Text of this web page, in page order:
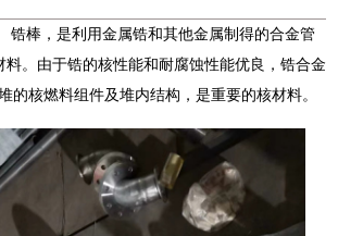
锆棒 ，是利用金属锆和其他金属制得的合金管
料。由于锆的核性能和耐腐蚀性能优良，锆合金
的核燃料组件及堆内结构，是重要的核材料。